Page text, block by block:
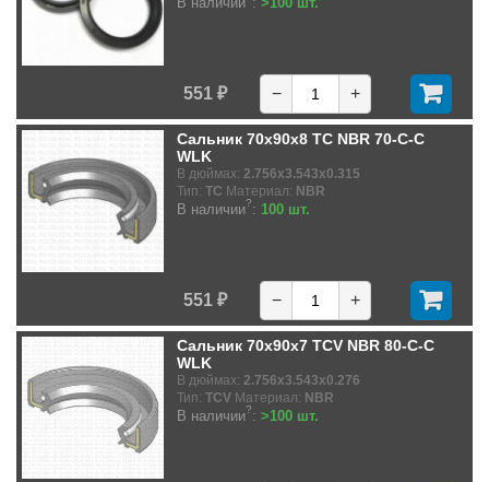
551 ₽ − +
Сальник 70x90x8 TC NBR 70-C-C
WLK
В дюймах: 2.756x3.543x0.315
Тип: TC Материал: NBR
В наличии?: 100 шт.
551 ₽ − +
Сальник 70x90x7 TCV NBR 80-C-C
WLK
В дюймах: 2.756x3.543x0.276
Тип: TCV Материал: NBR
В наличии?: >100 шт.